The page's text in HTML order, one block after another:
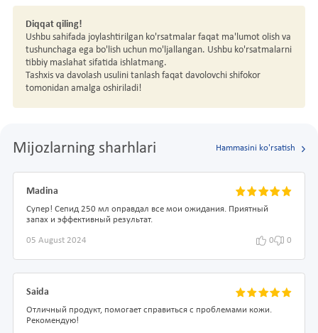
Diqqat qiling!
Ushbu sahifada joylashtirilgan ko'rsatmalar faqat ma'lumot olish va
tushunchaga ega bo'lish uchun mo'ljallangan. Ushbu ko'rsatmalarni
tibbiy maslahat sifatida ishlatmang.
Tashxis va davolash usulini tanlash faqat davolovchi shifokor
tomonidan amalga oshiriladi!
Mijozlarning sharhlari Hammasini ko'rsatish
Madina
Супер! Сепид 250 мл оправдал все мои ожидания. Приятный
запах и эффективный результат.
05 August 2024 0 0
Saida
Отличный продукт, помогает справиться с проблемами кожи.
Рекомендую!